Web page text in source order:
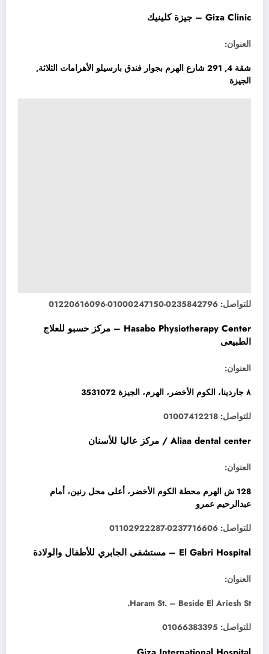
Giza Clinic – جيزة كلينيك
العنوان:
شقة 4, 291 شارع الهرم بجوار فندق بارسيلو الأهرامات الثلاثة,
الجيزة
للتواصل: 0235842796-01000247150-01220616096
Hasabo Physiotherapy Center – مركز حسبو للعلاج
الطبيعى
العنوان:
٨ جاردينا، الكوم الأخضر، الهرم، الجيزة 3531072
للتواصل: 01007412218
Aliaa dental center / مركز عاليا للأسنان
العنوان:
128 ش الهرم محطة الكوم الأخضر، أعلى محل رنين، أمام
عبدالرحيم عمرو
للتواصل: 0237716606-01102922287
El Gabri Hospital – مستشفى الجابري للأطفال والولادة
العنوان:
Haram St. – Beside El Ariesh St.
للتواصل: 01066383395